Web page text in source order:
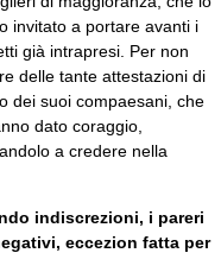
invitato a portare avanti i
già intrapresi. Per non
delle tante attestazioni di
dei suoi compaesani, che
dato coraggio,
a credere nella
indiscrezioni, i pareri
eccezion fatta per